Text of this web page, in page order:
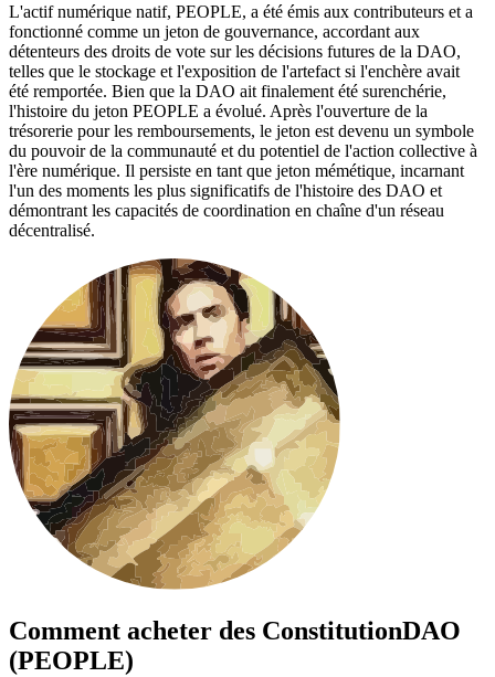
L'actif numérique natif, PEOPLE, a été émis aux contributeurs et a
fonctionné comme un jeton de gouvernance, accordant aux
détenteurs des droits de vote sur les décisions futures de la DAO,
telles que le stockage et l'exposition de l'artefact si l'enchère avait
été remportée. Bien que la DAO ait finalement été surenchérie,
l'histoire du jeton PEOPLE a évolué. Après l'ouverture de la
trésorerie pour les remboursements, le jeton est devenu un symbole
du pouvoir de la communauté et du potentiel de l'action collective à
l'ère numérique. Il persiste en tant que jeton mémétique, incarnant
l'un des moments les plus significatifs de l'histoire des DAO et
démontrant les capacités de coordination en chaîne d'un réseau
décentralisé.
Comment acheter des ConstitutionDAO
(PEOPLE)